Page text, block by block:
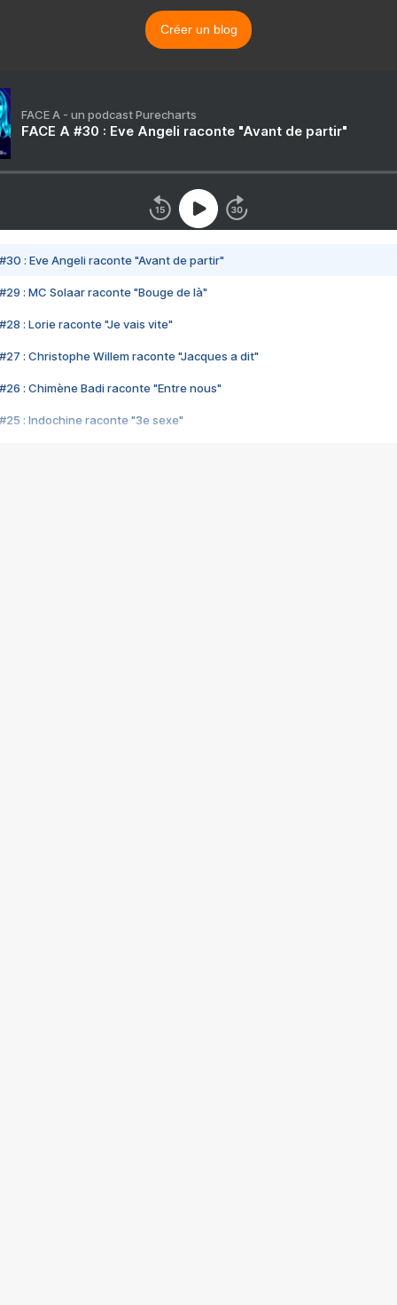
Créer un blog
FACE A - un podcast Purecharts
FACE A #30 : Eve Angeli raconte "Avant de partir"
#30 : Eve Angeli raconte "Avant de partir"
#29 : MC Solaar raconte "Bouge de là"
#28 : Lorie raconte "Je vais vite"
#27 : Christophe Willem raconte "Jacques a dit"
#26 : Chimène Badi raconte "Entre nous"
#25 : Indochine raconte "3e sexe"